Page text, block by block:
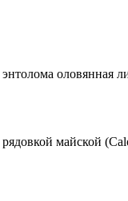
майской